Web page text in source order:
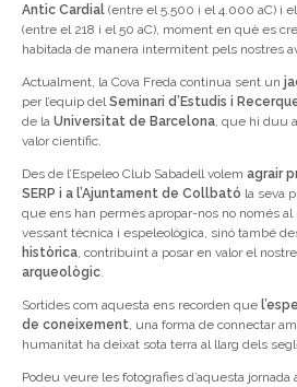
Antic Cardial (entre el 5.500 i el 4.000 aC) i
(entre el 218 i el 50 aC), moment en què es
habitada de manera intermitent pels nostres
Actualment, la Cova Freda continua sent un
per l’equip delSeminari d’Estudis i
de la Universitat de Barcelona, que hi duu
valor científic.
Des de l’Espeleo Club Sabadell volem agrair
SERP i a l’Ajuntament de Collbató la seva
que ens han permès apropar-nos no només
vessant tècnica i espeleològica, sinó també
històrica, contribuint a posar en valor el nostre
arqueològic.
Sortides com aquesta ens recorden que
de coneixement, una forma de connectar
humanitat ha deixat sota terra al llarg dels
Podeu veure les fotografies d’aquesta jornada